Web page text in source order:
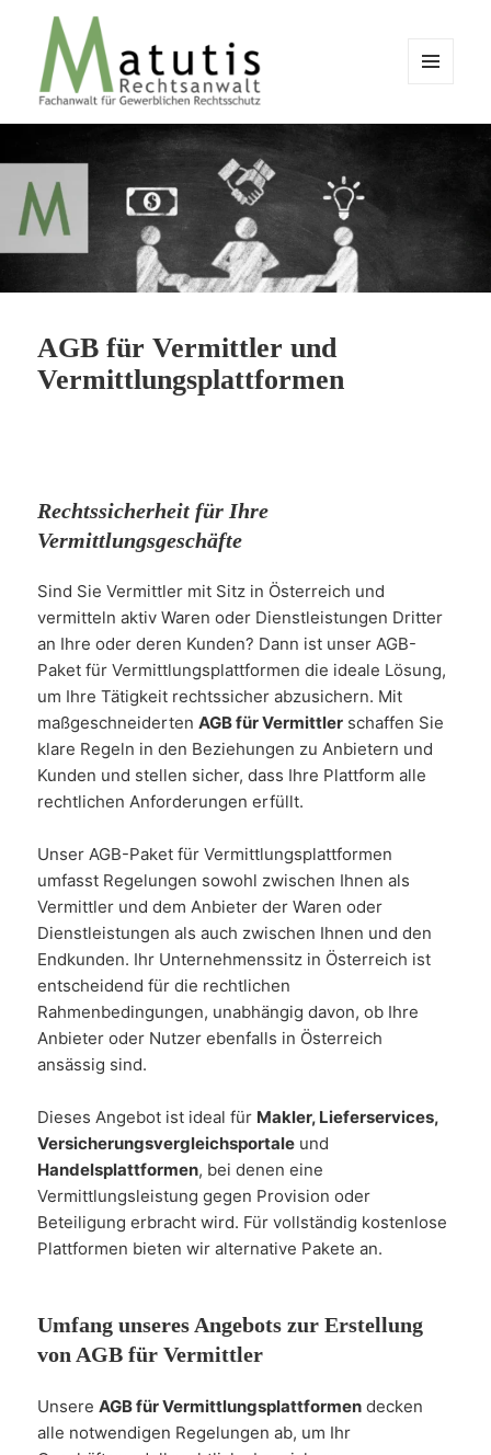
Matutis Rechtsanwalt |
Gewerblicher Rechtsschutz,
Datenschutzrecht & IT-Recht –
Beratung für Unternehmen
WIDGETS
AGB für Vermittler und
Vermittlungsplattformen
Rechtssicherheit für Ihre
Vermittlungsgeschäfte
Sind Sie Vermittler mit Sitz in Österreich und
vermitteln aktiv Waren oder Dienstleistungen Dritter
an Ihre oder deren Kunden? Dann ist unser AGB-
Paket für Vermittlungsplattformen die ideale Lösung,
um Ihre Tätigkeit rechtssicher abzusichern. Mit
maßgeschneidertenAGB für Vermittler schaffen Sie
klare Regeln in den Beziehungen zu Anbietern und
Kunden und stellen sicher, dass Ihre Plattform alle
rechtlichen Anforderungen erfüllt.
Unser AGB-Paket für Vermittlungsplattformen
umfasst Regelungen sowohl zwischen Ihnen als
Vermittler und dem Anbieter der Waren oder
Dienstleistungen als auch zwischen Ihnen und den
Endkunden. Ihr Unternehmenssitz in Österreich ist
entscheidend für die rechtlichen
Rahmenbedingungen, unabhängig davon, ob Ihre
Anbieter oder Nutzer ebenfalls in Österreich
ansässig sind.
Dieses Angebot ist ideal für Makler, Lieferservices,
Versicherungsvergleichsportale und
Handelsplattformen, bei denen eine
Vermittlungsleistung gegen Provision oder
Beteiligung erbracht wird. Für vollständig kostenlose
Plattformen bieten wir alternative Pakete an.
Umfang unseres Angebots zur Erstellung
von AGB für Vermittler
UnsereAGB für Vermittlungsplattformen decken
alle notwendigen Regelungen ab, um Ihr